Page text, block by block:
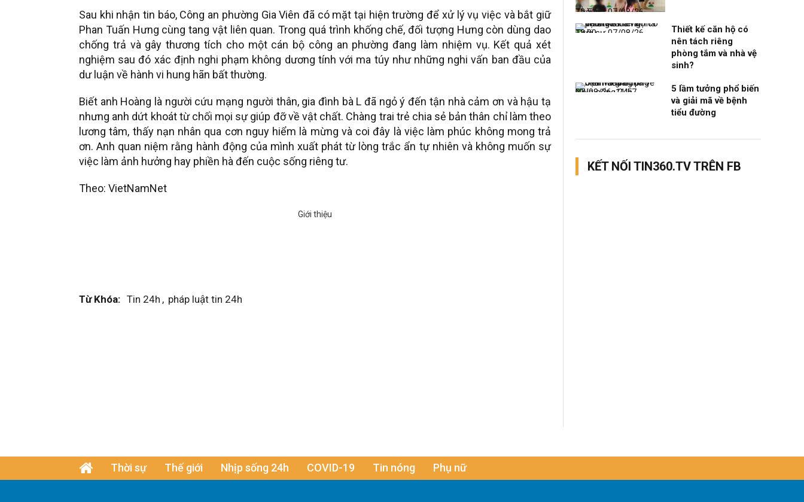
Sau khi nhận tin báo, Công an phường Gia Viên đã có mặt tại hiện trường để xử lý vụ việc và bắt giữ
Phan Tuấn Hưng cùng tang vật liên quan. Trong quá trình khống chế, đối tượng Hưng còn dùng dao
chống trả và gây thương tích cho một cán bộ công an phường đang làm nhiệm vụ. Kết quả xét
nghiệm sau đó xác định nghi phạm không dương tính với ma túy như những nghi vấn ban đầu của
dư luận về hành vi hung hãn bất thường.
Biết anh Hoàng là người cứu mạng người thân, gia đình bà L đã ngỏ ý đến tận nhà cảm ơn và hậu tạ
nhưng anh dứt khoát từ chối mọi sự giúp đỡ về vật chất. Chàng trai trẻ chia sẻ bản thân chỉ làm theo
lương tâm, thấy nạn nhân qua cơn nguy hiểm là mừng và coi đây là việc làm phúc không mong trả
ơn. Anh quan niệm rằng hành động của mình xuất phát từ lòng trắc ẩn tự nhiên và không muốn sự
việc làm ảnh hưởng hay phiền hà đến cuộc sống riêng tư.
Theo: VietNamNet
Từ Khóa: Tin 24h , pháp luật tin 24h
Thời sự
07/08/26, 12:51
Thời sự
07/08/26, 12:00
Thiết kế căn hộ có
nên tách riêng
phòng tắm và nhà vệ
sinh?
Nhịp sống 24h
07/08/26, 11:57
5 lầm tưởng phổ biến
và giải mã về bệnh
tiểu đường
KẾT NỐI TIN360.TV TRÊN FB
Thời sự Thế giới Nhịp sống 24h COVID-19 Tin nóng Phụ nữ